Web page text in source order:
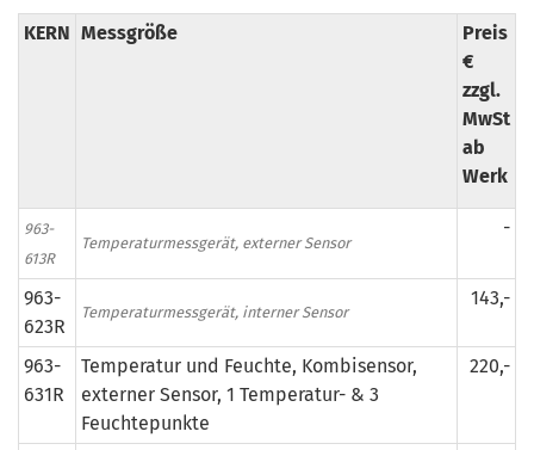
KERN Messgröße
Preis
€
zzgl.
MwSt
ab
Werk
963-
613R
Temperaturmessgerät, externer Sensor
-
963-
623R
Temperaturmessgerät, interner Sensor
143,-
963-
631R
Temperatur und Feuchte, Kombisensor,
externer Sensor, 1 Temperatur- & 3
Feuchtepunkte
220,-